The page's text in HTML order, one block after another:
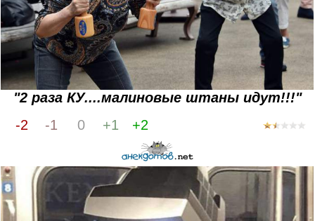
"2 раза КУ....малиновые штаны идут!!!"
-2
-1 0 +1 +2